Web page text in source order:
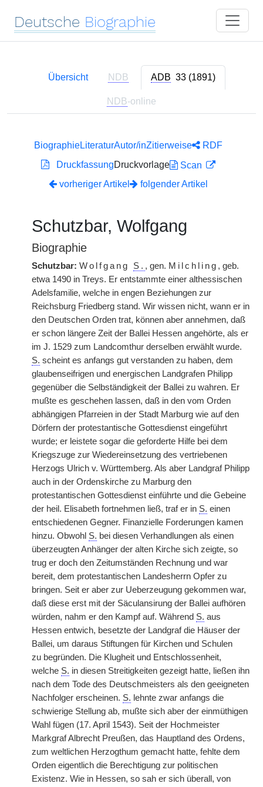
Deutsche Biographie
Übersicht NDB ADB 33 (1891)
NDB-online
BiographieLiteraturAutor/inZitierweise
RDF
DruckfassungDruckvorlage
Scan
vorheriger Artikel
folgender Artikel
Schutzbar, Wolfgang
Biographie
Schutzbar: Wolfgang S. , gen. Milchling , geb.
etwa 1490 in Treys. Er entstammte einer althessischen
Adelsfamilie, welche in engen Beziehungen zur
Reichsburg Friedberg stand. Wir wissen nicht, wann er in
den Deutschen Orden trat, können aber annehmen, daß
er schon längere Zeit der Ballei Hessen angehörte, als er
im J. 1529 zum Landcomthur derselben erwählt wurde.
S. scheint es anfangs gut verstanden zu haben, dem
glaubenseifrigen und energischen Landgrafen Philipp
gegenüber die Selbständigkeit der Ballei zu wahren. Er
mußte es geschehen lassen, daß in den vom Orden
abhängigen Pfarreien in der Stadt Marburg wie auf den
Dörfern der protestantische Gottesdienst eingeführt
wurde; er leistete sogar die geforderte Hilfe bei dem
Kriegszuge zur Wiedereinsetzung des vertriebenen
Herzogs Ulrich v. Württemberg. Als aber Landgraf Philipp
auch in der Ordenskirche zu Marburg den
protestantischen Gottesdienst einführte und die Gebeine
der heil. Elisabeth fortnehmen ließ, traf er in S. einen
entschiedenen Gegner. Finanzielle Forderungen kamen
hinzu. Obwohl S. bei diesen Verhandlungen als einen
überzeugten Anhänger der alten Kirche sich zeigte, so
trug er doch den Zeitumständen Rechnung und war
bereit, dem protestantischen Landesherrn Opfer zu
bringen. Seit er aber zur Ueberzeugung gekommen war,
daß diese erst mit der Säculansirung der Ballei aufhören
würden, nahm er den Kampf auf. Während S. aus
Hessen entwich, besetzte der Landgraf die Häuser der
Ballei, um daraus Stiftungen für Kirchen und Schulen
zu begründen. Die Klugheit und Entschlossenheit,
welche S. in diesen Streitigkeiten gezeigt hatte, ließen ihn
nach dem Tode des Deutschmeisters als den geeigneten
Nachfolger erscheinen. S. lehnte zwar anfangs die
schwierige Stellung ab, mußte sich aber der einmüthigen
Wahl fügen (17. April 1543). Seit der Hochmeister
Markgraf Albrecht Preußen, das Hauptland des Ordens,
zum weltlichen Herzogthum gemacht hatte, fehlte dem
Orden eigentlich die Berechtigung zur politischen
Existenz. Wie in Hessen, so sah er sich überall, von